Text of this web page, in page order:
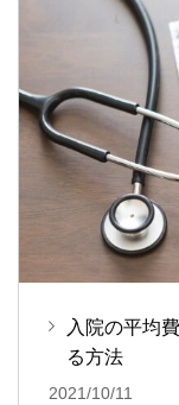
入院の平均
る方法
2021/10/11